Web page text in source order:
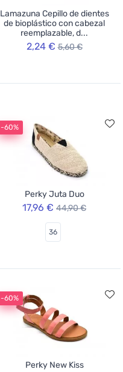
Lamazuna Cepillo de dientes
de bioplástico con cabezal
reemplazable, d...
2,24 € 5,60 €
-60%
Perky Juta Duo
17,96 € 44,90 €
36
-60%
Perky New Kiss